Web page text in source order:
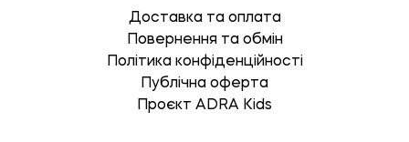
Доставка та оплата
Повернення та обмін
Політика конфіденційності
Публічна оферта
Проєкт ADRA Kids